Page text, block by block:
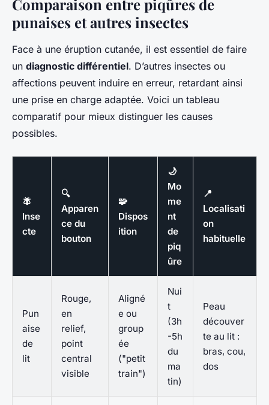
Comparaison entre piqûres de
punaises et autres insectes
Face à une éruption cutanée, il est essentiel de faire
un diagnostic différentiel. D’autres insectes ou
affections peuvent induire en erreur, retardant ainsi
une prise en charge adaptée. Voici un tableau
comparatif pour mieux distinguer les causes
possibles.
🪰
Inse
cte
🔍
Apparen
ce du
bouton
🧩
Dispos
ition
🌙
Mo
me
nt
de
piq
ûre
📍
Localisati
on
habituelle
Pun
aise
de
lit
Rouge,
en
relief,
point
central
visible
Aligné
e ou
group
ée
("petit
train")
Nui
t
(3h
-5h
du
ma
tin)
Peau
découver
te au lit :
bras, cou,
dos